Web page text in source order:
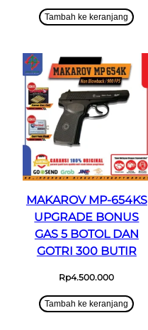
Tambah ke keranjang
MAKAROV MP-654KS
UPGRADE BONUS
GAS 5 BOTOL DAN
GOTRI 300 BUTIR
Rp4.500.000
Tambah ke keranjang